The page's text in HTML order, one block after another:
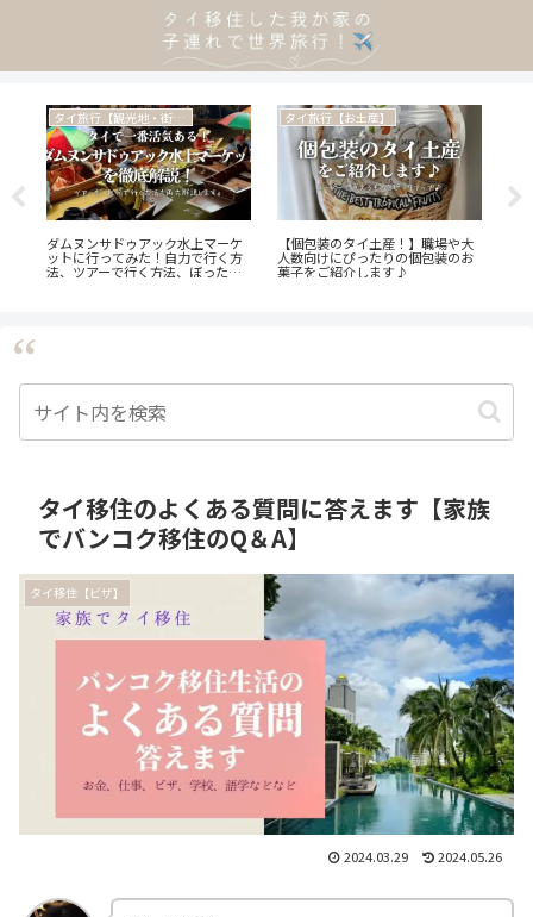
タイ旅行【観光地・街歩き】
ダムヌンサドゥアック水上マーケ
ットに行ってみた！自力で行く方
法、ツアーで行く方法、ぼったく
タイ旅行【お土産】
【個包装のタイ土産！】職場や大
人数向けにぴったりの個包装のお
菓子をご紹介します♪
タイ移住のよくある質問に答えます【家族
でバンコク移住のQ＆A】
タイ移住【ビザ】
2024.03.29 2024.05.26